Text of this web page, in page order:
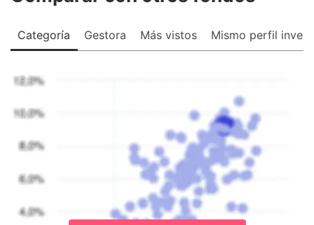
Categoría Gestora Más vistos Mismo perfil